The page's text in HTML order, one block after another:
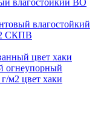
влагостойкий ВО
влагостойкий
СКПВ
цвет хаки
огнеупорный
м2 цвет хаки